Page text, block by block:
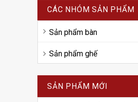
CÁC NHÓM SẢN PHẨM
Sản phẩm bàn
Sản phẩm ghế
SẢN PHẨM MỚI